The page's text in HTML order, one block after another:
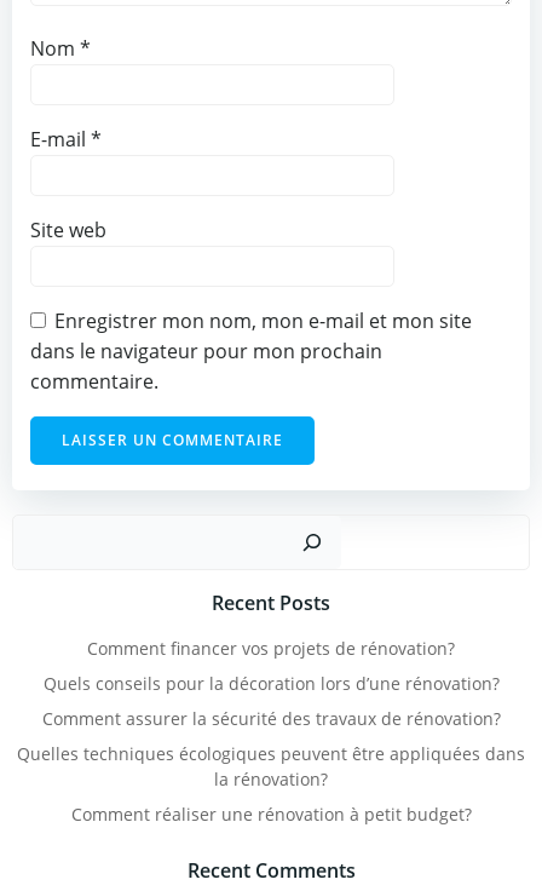
Nom *
E-mail *
Site web
Enregistrer mon nom, mon e-mail et mon site
dans le navigateur pour mon prochain
commentaire.
Recent Posts
Comment financer vos projets de rénovation?
Quels conseils pour la décoration lors d’une rénovation?
Comment assurer la sécurité des travaux de rénovation?
Quelles techniques écologiques peuvent être appliquées dans
la rénovation?
Comment réaliser une rénovation à petit budget?
Recent Comments